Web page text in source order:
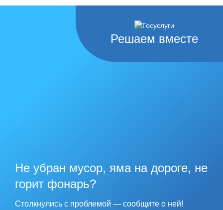
Решаем вместе
Не убран мусор, яма на дороге, не
горит фонарь?
Столкнулись с проблемой — сообщите о ней!